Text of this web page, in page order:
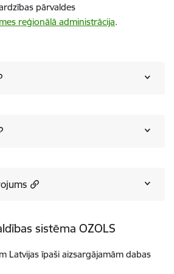
pārvaldes
reģionālā administrācija.
sistēma OZOLS
Latvijas īpaši aizsargājamām dabas